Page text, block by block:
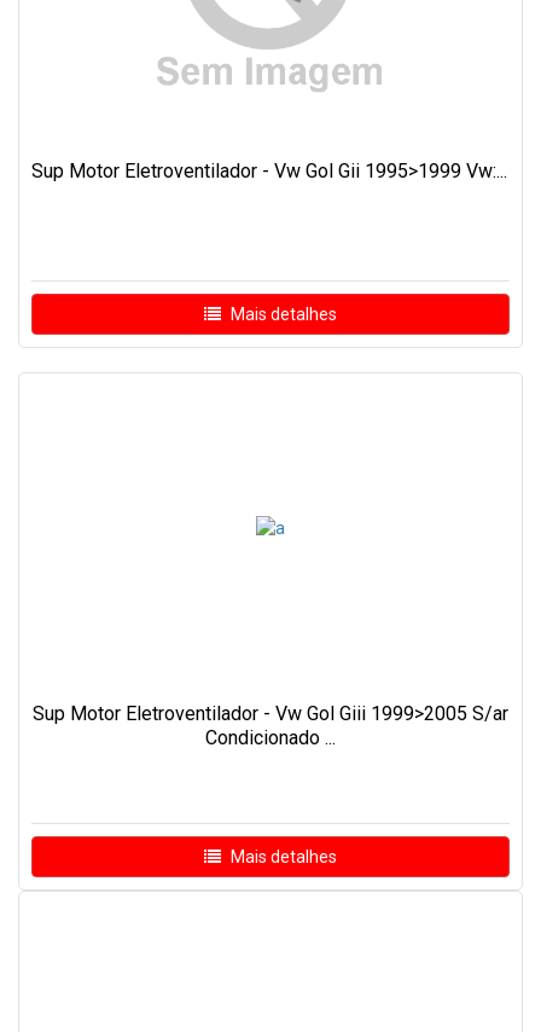
Sup Motor Eletroventilador - Vw Gol Gii 1995>1999 Vw:...
Mais detalhes
Sup Motor Eletroventilador - Vw Gol Giii 1999>2005 S/ar
Condicionado ...
Mais detalhes